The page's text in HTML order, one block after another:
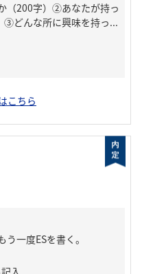
（200字）②あなたが持っ
③どんな所に興味を持っ...
こちら
一度ESを書く。
入